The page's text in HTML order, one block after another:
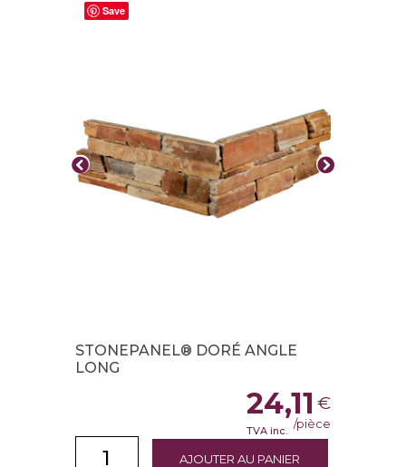
Save
STONEPANEL® DORÉ ANGLE
LONG
AJOUTER AU PANIER
24,11 €
TVA inc. /pièce